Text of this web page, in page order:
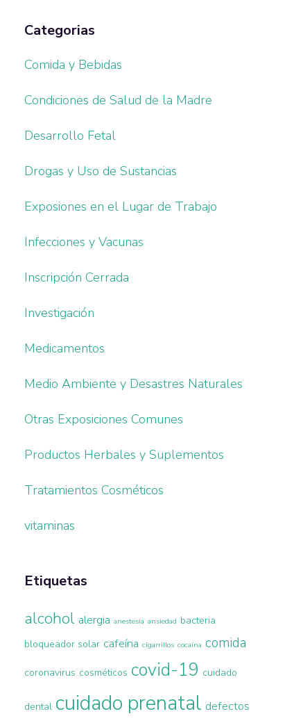
Categorias
Comida y Bebidas
Condiciones de Salud de la Madre
Desarrollo Fetal
Drogas y Uso de Sustancias
Exposiones en el Lugar de Trabajo
Infecciones y Vacunas
Inscripción Cerrada
Investigación
Medicamentos
Medio Ambiente y Desastres Naturales
Otras Exposiciones Comunes
Productos Herbales y Suplementos
Tratamientos Cosméticos
vitaminas
Etiquetas
alcohol alergia anestesia ansiedad bacteria
bloqueador solar cafeína cigarrillos cocaína comida
coronavirus cosméticos covid-19 cuidado
dental cuidado prenatal defectos